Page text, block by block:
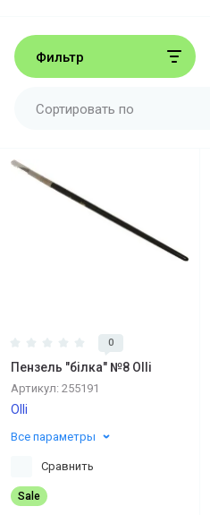
Фильтр
Сортировать по
0
Пензель "білка" №8 Olli
Артикул: 255191
Olli
Все параметры
Сравнить
Sale